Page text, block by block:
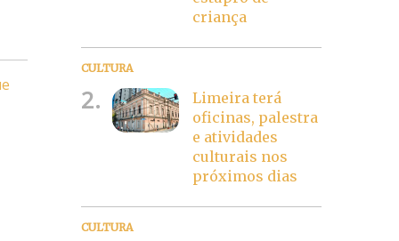
criança
CULTURA
2.
Limeira terá
oficinas, palestra
e atividades
culturais nos
próximos dias
CULTURA